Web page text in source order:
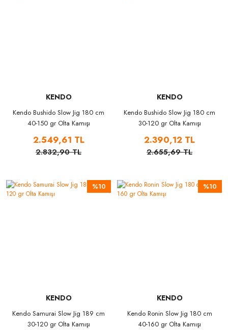
KENDO
Kendo Bushido Slow Jig 180 cm
40-150 gr Olta Kamışı
2.549,61 TL
2.832,90 TL
KENDO
Kendo Bushido Slow Jig 180 cm
30-120 gr Olta Kamışı
2.390,12 TL
2.655,69 TL
%10
KENDO
Kendo Samurai Slow Jig 189 cm
30-120 gr Olta Kamışı
%10
KENDO
Kendo Ronin Slow Jig 180 cm
40-160 gr Olta Kamışı